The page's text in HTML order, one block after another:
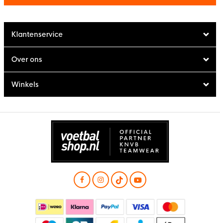
Klantenservice
Over ons
Winkels